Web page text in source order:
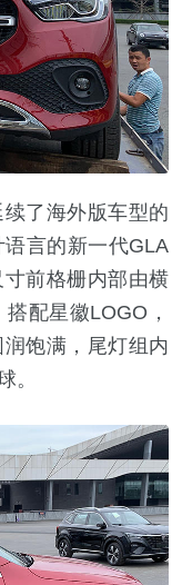
了海外版车型的
言的新一代GLA
前格栅内部由横
配星徽LOGO，
饱满，尾灯组内
。